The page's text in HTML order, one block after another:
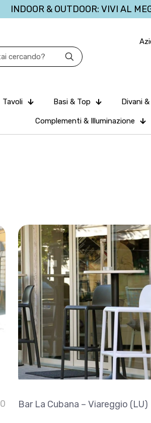
INDOOR & OUTDOOR: VIVI AL
Tavoli Basi & Top Divani
Complementi & Illuminazione
0 Bar La Cubana – Viareggio (LU)